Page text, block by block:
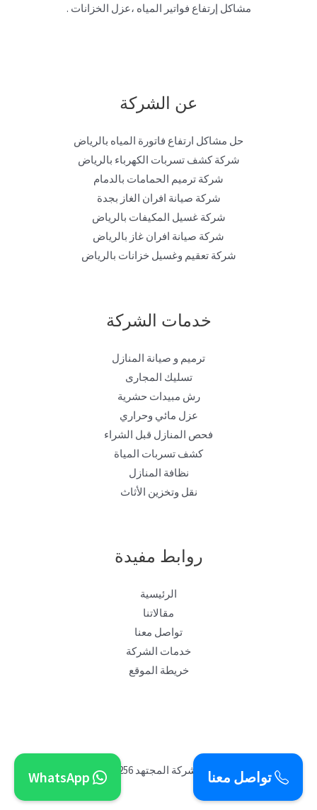
مشاكل إرتفاع فواتير المياه ،عزل الخزانات .
عن الشركة
حل مشاكل ارتفاع فاتورة المياه بالرياض
شركة كشف تسربات الكهرباء بالرياض
شركة ترميم الحمامات بالدمام
شركة صيانة افران الغاز بجدة
شركة غسيل المكيفات بالرياض
شركة صيانة افران غاز بالرياض
شركة تعقيم وغسيل خزانات بالرياض
خدمات الشركة
ترميم و صيانة المنازل
تسليك المجارى
رش مبيدات حشرية
عزل مائي وحراري
فحص المنازل قبل الشراء
كشف تسربات المياة
نظافة المنازل
نقل وتخزين الأثاث
روابط مفيدة
الرئيسية
مقالاتنا
تواصل معنا
خدمات الشركة
خريطة الموقع
[تصميم ]شركة المجتهد 0505519256تواصل معنا